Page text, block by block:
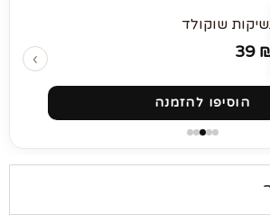
‹
שוקולד
39
הוסיפו להזמנה